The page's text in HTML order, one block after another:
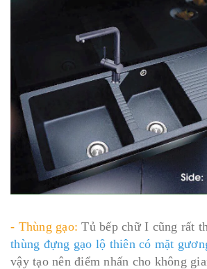
- Thùng gạo: Tủ bếp chữ I cũng rất
thùng đựng gạo lộ thiên có mặt
vậy tạo nên điểm nhấn cho không